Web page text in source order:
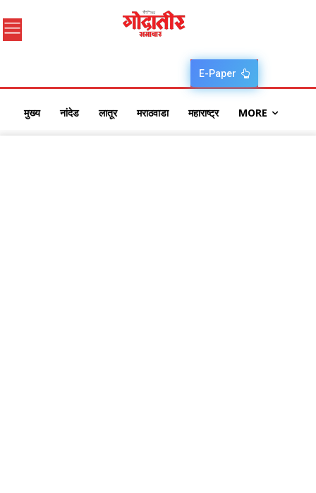
E-Paper
मुख्य नांदेड लातूर मराठवाडा महाराष्ट्र MORE